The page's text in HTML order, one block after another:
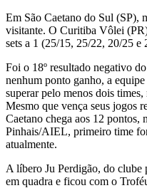
Em São Caetano do Sul (SP),
visitante. O Curitiba Vôlei
sets a 1 (25/15, 25/22, 20/25
Foi o 18º resultado negativo
nenhum ponto ganho, a
superar pelo menos dois
Mesmo que vença seus jogos
Caetano chega aos 12 pontos,
Pinhais/AIEL, primeiro time
atualmente.
A líbero Ju Perdigão, do clube
em quadra e ficou com o